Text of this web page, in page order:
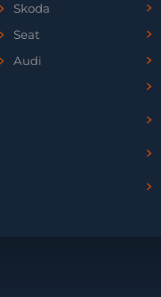
Skoda
Seat
Audi